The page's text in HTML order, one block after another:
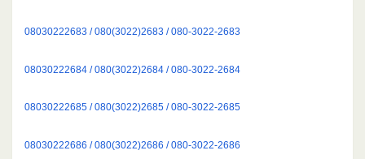
08030222683 / 080(3022)2683 / 080-3022-2683
08030222684 / 080(3022)2684 / 080-3022-2684
08030222685 / 080(3022)2685 / 080-3022-2685
08030222686 / 080(3022)2686 / 080-3022-2686